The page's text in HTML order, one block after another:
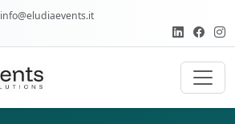
info@eludiaevents.it